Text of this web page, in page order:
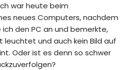
war heute beim
neues Computers, nachdem
den PC an und bemerkte,
leuchtet und auch kein Bild auf
Oder ist es denn so schwer